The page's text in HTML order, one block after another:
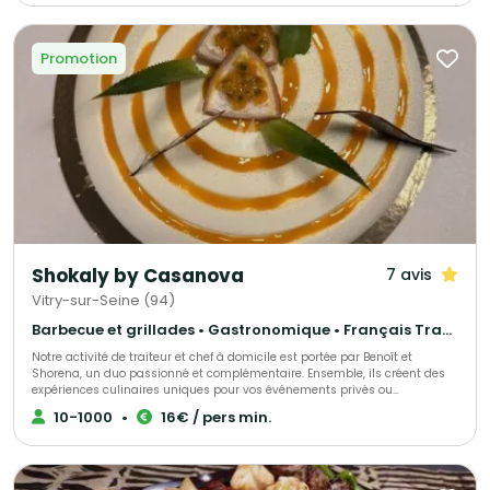
Promotion
Shokaly by Casanova 7 avis
Vitry-sur-Seine (94)
Barbecue et grillades • Gastronomique • Français Traditionnel
Notre activité de traiteur et chef à domicile est portée par Benoît et
Shorena, un duo passionné et complémentaire. Ensemble, ils créent des
expériences culinaires uniques pour vos événements privés ou
professionnels. Leur cuisine met à l’honneur des produits frais et de
saison, soigneusement sélectionnés pour garantir qualité et authenticité.
repas en un moment convivial et mémorable.
10-1000 • 16€ / pers min.